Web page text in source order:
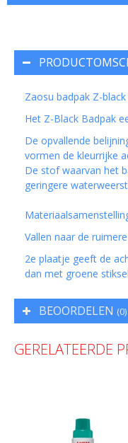
Zaosu badpak Z-
Het Z-Black Badpak
De opvallende
vormen de kleurrijke
De stof waarvan het
geringere
Vallen naar de
2e plaatje geeft de
dan met groene
BEOORDELEN (0)
GERELATEERDE